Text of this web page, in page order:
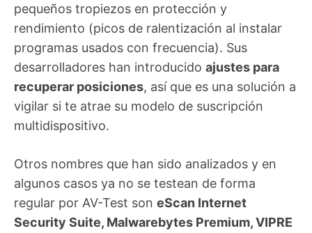
pequeños tropiezos en protección y
rendimiento (picos de ralentización al instalar
programas usados con frecuencia). Sus
desarrolladores han introducido ajustes para
recuperar posiciones, así que es una solución a
vigilar si te atrae su modelo de suscripción
multidispositivo.
Otros nombres que han sido analizados y en
algunos casos ya no se testean de forma
regular por AV-Test son eScan Internet
Security Suite, Malwarebytes Premium, VIPRE